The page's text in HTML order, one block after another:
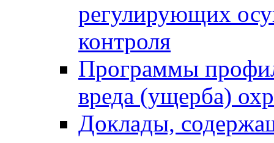
регулирующих
контроля
Программы
вреда (ущерба)
Доклады,